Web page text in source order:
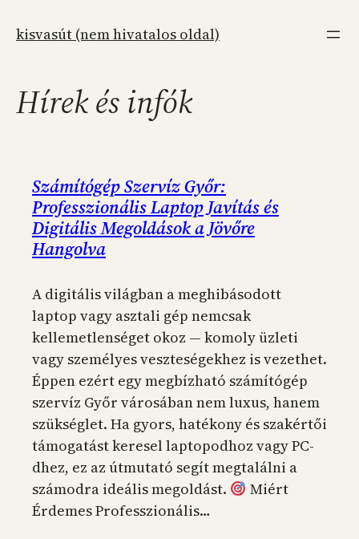
kisvasút (nem hivatalos oldal)
Hírek és infók
Számítógép Szervíz Győr:
Professzionális Laptop Javítás és
Digitális Megoldások a Jövőre
Hangolva
A digitális világban a meghibásodott
laptop vagy asztali gép nemcsak
kellemetlenséget okoz — komoly üzleti
vagy személyes veszteségekhez is vezethet.
Éppen ezért egy megbízható számítógép
szervíz Győr városában nem luxus, hanem
szükséglet. Ha gyors, hatékony és szakértői
támogatást keresel laptopodhoz vagy PC-
dhez, ez az útmutató segít megtalálni a
számodra ideális megoldást.
Miért
Érdemes Professzionális…